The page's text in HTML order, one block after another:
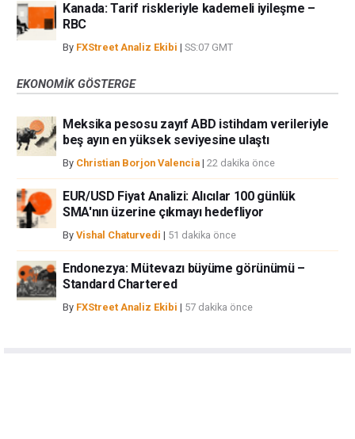
Kanada: Tarif riskleriyle kademeli iyileşme –
RBC
By FXStreet Analiz Ekibi | SS:07 GMT
EKONOMIK GÖSTERGE
Meksika pesosu zayıf ABD istihdam verileriyle
beş ayın en yüksek seviyesine ulaştı
By Christian Borjon Valencia | 22 dakika önce
EUR/USD Fiyat Analizi: Alıcılar 100 günlük
SMA'nın üzerine çıkmayı hedefliyor
By Vishal Chaturvedi | 51 dakika önce
Endonezya: Mütevazı büyüme görünümü –
Standard Chartered
By FXStreet Analiz Ekibi | 57 dakika önce